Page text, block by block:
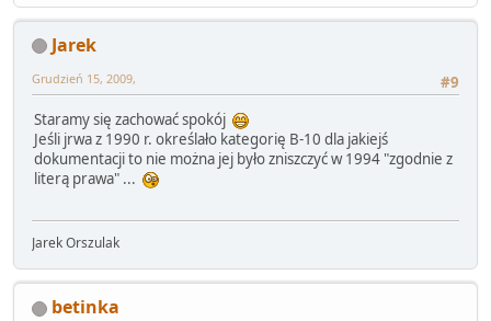
Jarek
#9
Grudzień 15, 2009,
Staramy się zachować spokój
Jeśli jrwa z 1990 r. określało kategorię B-10 dla jakiejś
dokumentacji to nie można jej było zniszczyć w 1994 "zgodnie z
literą prawa" ...
Jarek Orszulak
betinka